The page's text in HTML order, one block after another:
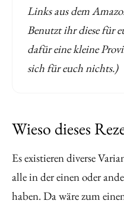
Links aus dem
Benutzt ihr diese für
dafür eine kleine
sich für euch nichts.)
Wieso dieses
Es existieren diverse
alle in der einen oder
haben. Da wäre zum